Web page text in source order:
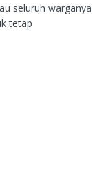
seluruh warganya
tetap